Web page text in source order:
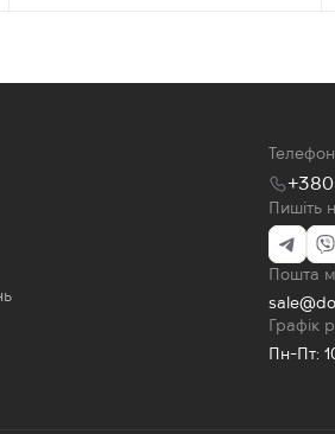
Пишіть
Пошта
Графік
Пн-Пт: